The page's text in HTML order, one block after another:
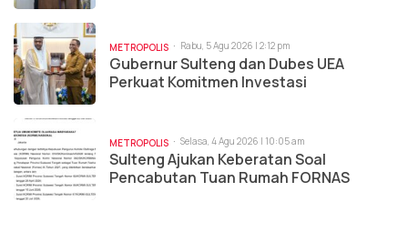
METROPOLIS Rabu, 5 Agu 2026 | 2:12 pm
Gubernur Sulteng dan Dubes UEA
Perkuat Komitmen Investasi
METROPOLIS Selasa, 4 Agu 2026 | 10:05 am
Sulteng Ajukan Keberatan Soal
Pencabutan Tuan Rumah FORNAS